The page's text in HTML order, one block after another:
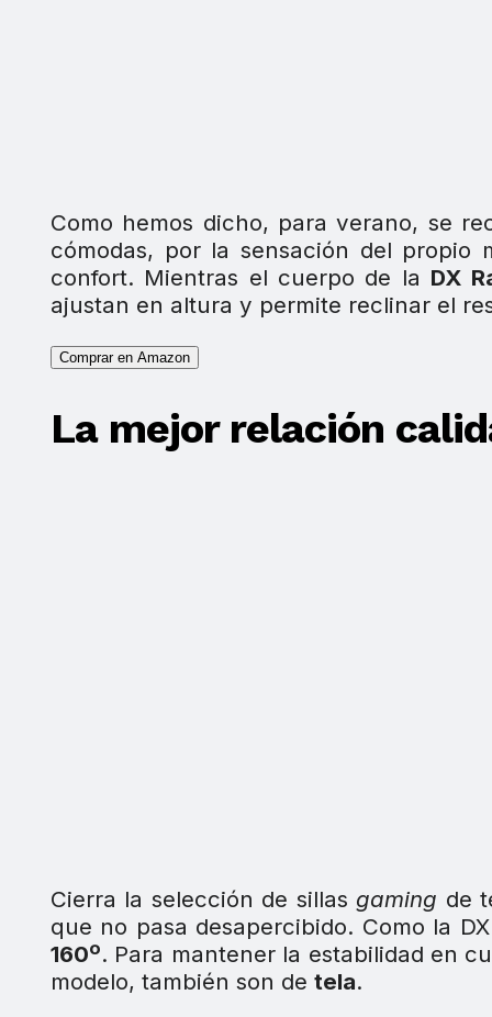
Como hemos dicho, para verano, se
cómodas, por la sensación del propio
confort. Mientras el cuerpo de la DX
ajustan en altura y permite reclinar el
Comprar en Amazon
La mejor relación
Cierra la selección de sillas gaming de
que no pasa desapercibido. Como la
160º. Para mantener la estabilidad en
modelo, también son de tela.